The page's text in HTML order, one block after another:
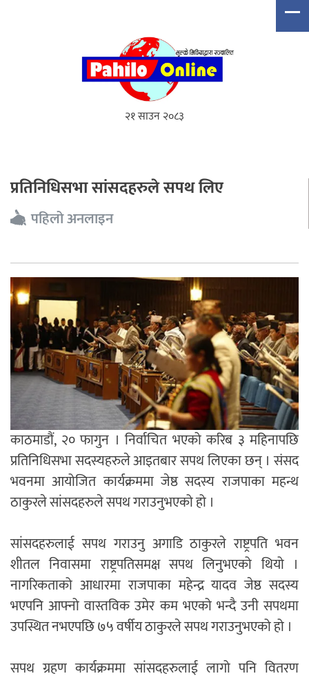
२१ साउन २०८३
प्रतिनिधिसभा सांसदहरुले सपथ लिए
पहिलो अनलाइन
काठमाडौं, २० फागुन । निर्वाचित भएको करिब ३ महिनापछि
प्रतिनिधिसभा सदस्यहरुले आइतबार सपथ लिएका छन् । संसद
भवनमा आयोजित कार्यक्रममा जेष्ठ सदस्य राजपाका महन्थ
ठाकुरले सांसदहरुले सपथ गराउनुभएको हो ।
सांसदहरुलाई सपथ गराउनु अगाडि ठाकुरले राष्ट्रपति भवन
शीतल निवासमा राष्ट्रपतिसमक्ष सपथ लिनुभएको थियो ।
नागरिकताको आधारमा राजपाका महेन्द्र यादव जेष्ठ सदस्य
भएपनि आफ्नो वास्तविक उमेर कम भएको भन्दै उनी सपथमा
उपस्थित नभएपछि ७५ वर्षीय ठाकुरले सपथ गराउनुभएको हो ।
सपथ ग्रहण कार्यक्रममा सांसदहरुलाई लागो पनि वितरण